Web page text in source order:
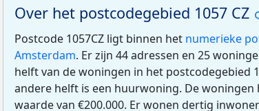
Over het postcodegebied 1057 CZ
Postcode 1057CZ ligt binnen het numerieke
Amsterdam. Er zijn 44 adressen en 25
helft van de woningen in het postcodegebied
andere helft is een huurwoning. De woningen
waarde van €200.000. Er wonen dertig